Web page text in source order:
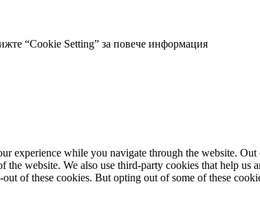
“Cookie Setting” за повече информация
experience while you navigate through the website.
website. We also use third-party cookies that help
of these cookies. But opting out of some of these